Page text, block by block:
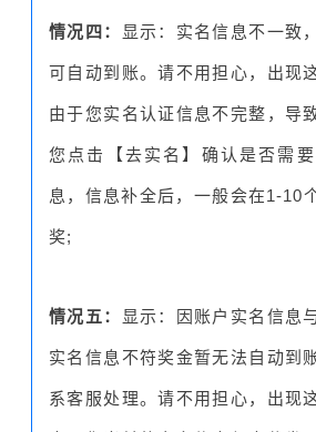
情况四： 显示：实名信息不一致
可自动到账。请不用担心，出现
由于您实名认证信息不完整，导
您点击【去实名】确认是否需
息，信息补全后，一般会在1-10
奖;
情况五： 显示：因账户实名信息
实名信息不符奖金暂无法自动到
系客服处理。请不用担心，出现